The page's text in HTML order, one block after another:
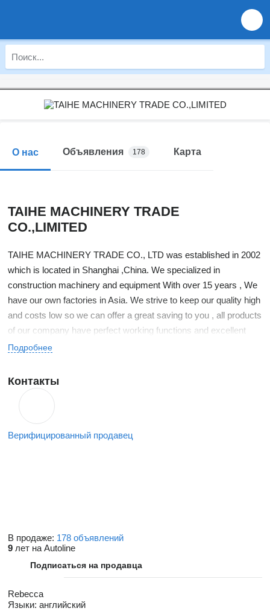
О нас Объявления 178 Карта
TAIHE MACHINERY TRADE
CO.,LIMITED
TAIHE MACHINERY TRADE CO., LTD was established in 2002
which is located in Shanghai ,China. We specialized in
construction machinery and equipment With over 15 years , We
have our own factories in Asia. We strive to keep our quality high
and costs low so we can offer a great saving to you , all products
of our company have perfect working functions and excellent
quality through out of the world.
Our company offers a comprehensive range of used machines
including Excavators, Loaders, Road rollers, Cranes, Forklifts,
We keep living up to the belief of: honest selling, best
Подробнее
Контакты
Верифицированный продавец
В продаже: 178 объявлений
9 лет на Autoline
Подписаться на продавца
Rebecca
Языки: английский